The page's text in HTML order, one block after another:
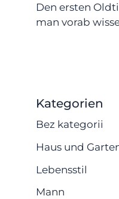
Den ersten
man vorab
Kategorien
Bez kategorii
Haus und
Lebensstil
Mann